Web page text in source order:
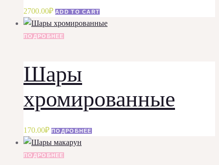
2700.00₽ ADD TO CART
ПОДРОБНЕЕ
Шары
хромированные
170.00₽ ПОДРОБНЕЕ
ПОДРОБНЕЕ